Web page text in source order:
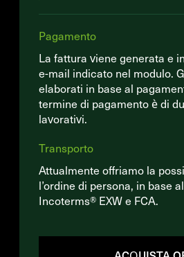
Pagamento
La fattura viene generata e
e-mail indicato nel modulo.
elaborati in base al
termine di pagamento è di
lavorativi.
Transporto
Attualmente offriamo la
l’ordine di persona, in base
Incoterms® EXW e FCA.